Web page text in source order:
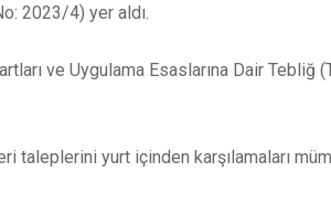
2023/4) yer aldı.
ve Uygulama Esaslarına Dair Tebliğ
taleplerini yurt içinden karşılamaları